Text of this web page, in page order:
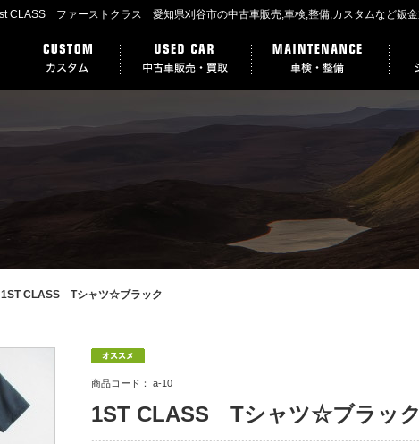
1ST CLASS Tシャツ☆ブラック
商品コード： a-10
1ST CLASS Tシャツ☆ブラック